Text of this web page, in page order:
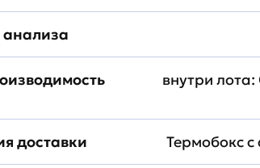
внутри
доставки Термобокс